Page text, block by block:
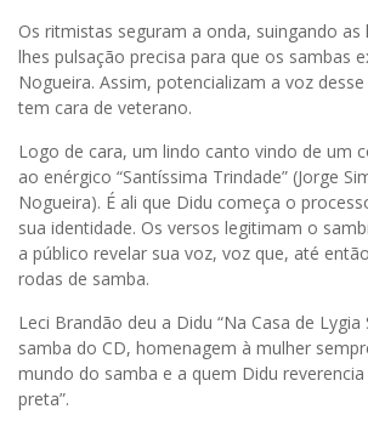
Os ritmistas seguram a onda, suingando as
lhes pulsação precisa para que os sambas
Nogueira. Assim, potencializam a voz
tem cara de veterano.
Logo de cara, um lindo canto vindo de um
ao enérgico “Santíssima Trindade” (Jorge
Nogueira). É ali que Didu começa o
sua identidade. Os versos legitimam o
a público revelar sua voz, voz que, até
rodas de samba.
Leci Brandão deu a Didu “Na Casa de
samba do CD, homenagem à mulher
mundo do samba e a quem Didu
preta”.